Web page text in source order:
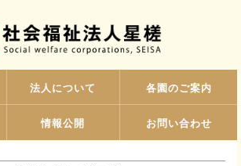
法人について 各園のご案内
情報公開 お問い合わせ